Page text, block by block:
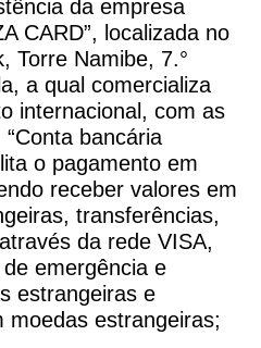
da empresa
CARD”, localizada no
Torre Namibe, 7.°
a qual comercializa
internacional, com as
bancária
o pagamento em
receber valores em
transferências,
da rede VISA,
emergência e
estrangeiras e
moedas estrangeiras;